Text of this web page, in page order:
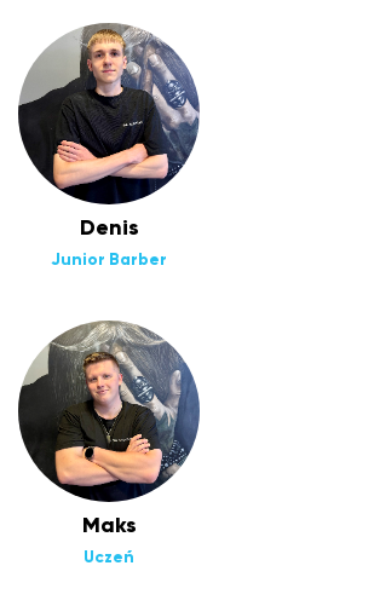
Denis
Junior Barber
Maks
Uczeń